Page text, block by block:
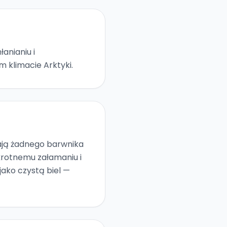
i
klimacie Arktyki.
żadnego barwnika
załamaniu i
czystą biel —